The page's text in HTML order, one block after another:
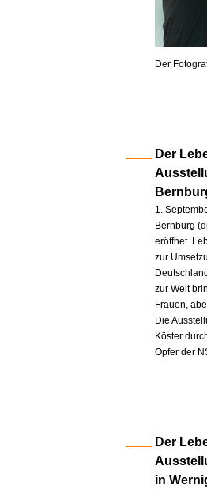
Der
Der
1.
Bernburg
eröffnet.
zur
zur Welt
Frauen,
Die
Köster
Opfer der
Der
in